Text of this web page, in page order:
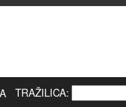
TRAŽILICA: